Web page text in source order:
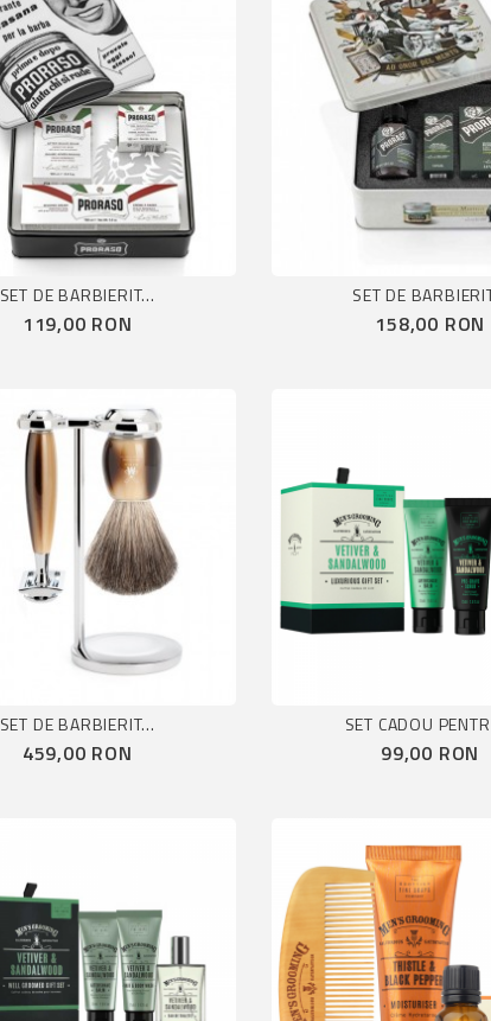
SET DE BARBIERIT...
Pret
119,00 RON
SET DE
Pret
158,00 RON
SET DE BARBIERIT...
Pret
459,00 RON
SET CADOU
Pret
99,00 RON